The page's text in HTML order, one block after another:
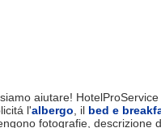
aiutare!
l'albergo , il bed e
fotografie, descrizione